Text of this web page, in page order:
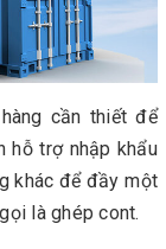
cần thiết để
hỗ trợ nhập khẩu
khác để đầy một
là ghép cont.